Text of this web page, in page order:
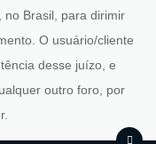
no Brasil, para dirimir
O usuário/cliente
desse juízo, e
outro foro, por